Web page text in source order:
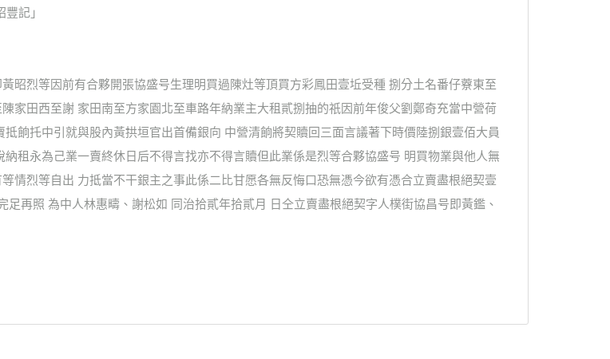
記」
昭烈等因前有合夥開張協盛号生理明買過陳灶等頂買方彩鳳田壹坵受種 捌分土名番仔藔東至
家田西至謝 家田南至方家園北至車路年納業主大租貳捌抽的祇因前年俊父劉鄭奇充當中營荷
餉托中引就與股內黃拱垣官出首備銀向 中營清餉將契贖回三面言議著下時價陸捌銀壹佰大員
租永為己業一賣終休日后不得言找亦不得言贖但此業係是烈等合夥協盛号 明買物業與他人無
情烈等自出 力抵當不干銀主之事此係二比甘愿各無反悔口恐無憑今欲有憑合立賣盡根絕契壹
再照 為中人林惠疇、謝松如 同治拾貳年拾貳月 日仝立賣盡根絕契字人樸街協昌号即黃鑑、